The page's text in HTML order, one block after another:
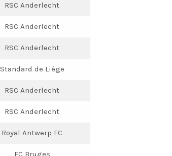
RSC Anderlecht
RSC Anderlecht
RSC Anderlecht
Standard de Liège
RSC Anderlecht
RSC Anderlecht
Royal Antwerp FC